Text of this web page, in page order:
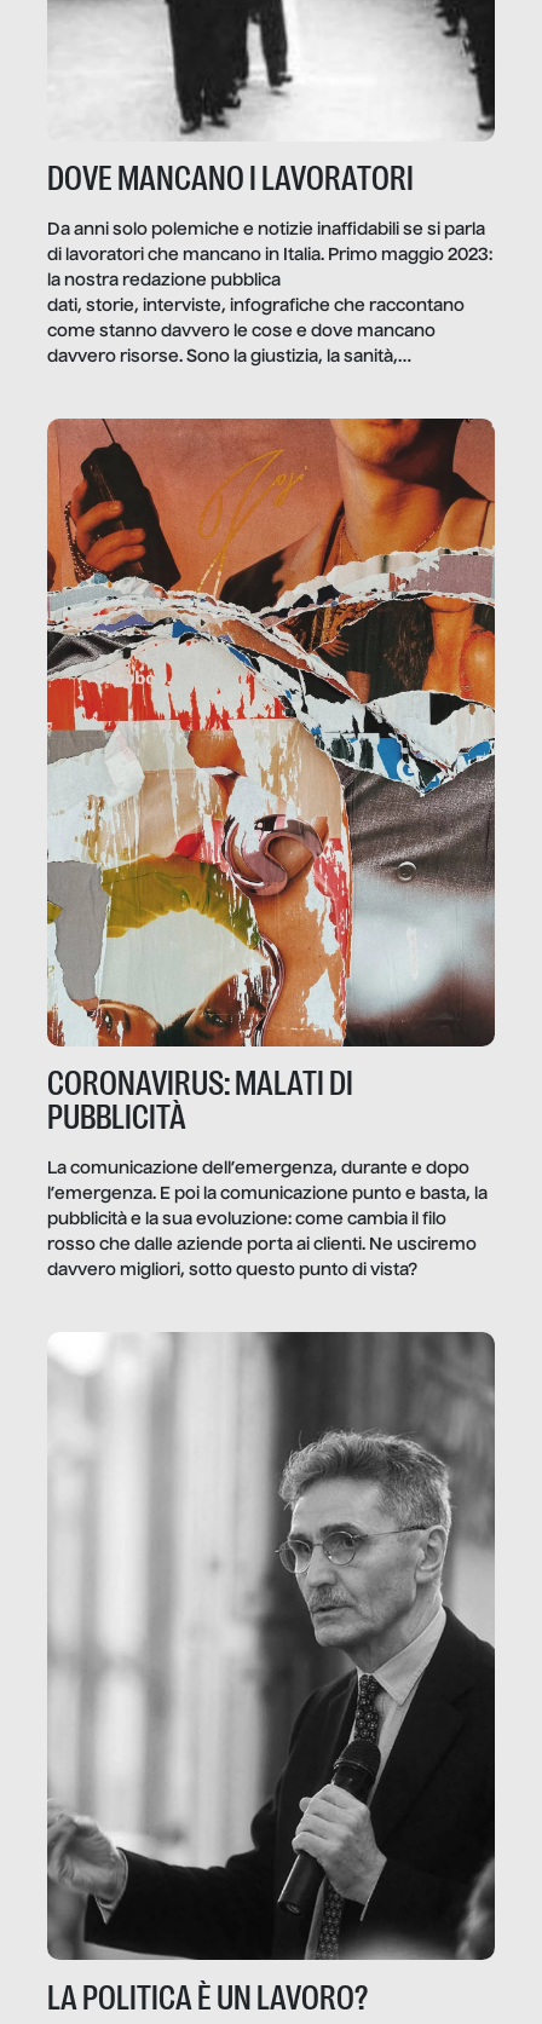
DOVE MANCANO I LAVORATORI
Da anni solo polemiche e notizie inaffidabili se si parla
di lavoratori che mancano in Italia. Primo maggio 2023:
la nostra redazione pubblica
dati, storie, interviste, infografiche che raccontano
come stanno davvero le cose e dove mancano
davvero risorse. Sono la giustizia, la sanità,
CORONAVIRUS: MALATI DI
PUBBLICITÀ
La comunicazione dell’emergenza, durante e dopo
l’emergenza. E poi la comunicazione punto e basta, la
pubblicità e la sua evoluzione: come cambia il filo
rosso che dalle aziende porta ai clienti. Ne usciremo
davvero migliori, sotto questo punto di vista?
LA POLITICA È UN LAVORO?